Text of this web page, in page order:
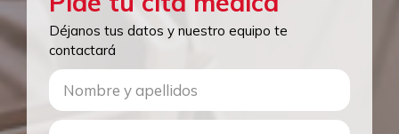
Déjanos tus datos y nuestro equipo te
contactará